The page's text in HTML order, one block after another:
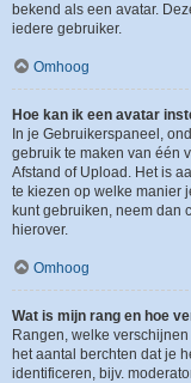
bekend als een avatar.
iedere gebruiker.
Omhoog
Hoe kan ik een avatar
In je Gebruikerspaneel,
gebruik te maken van één
Afstand of Upload. Het is
te kiezen op welke manier
kunt gebruiken, neem dan
hierover.
Omhoog
Wat is mijn rang en hoe
Rangen, welke
het aantal berchten dat je
identificeren, bijv.